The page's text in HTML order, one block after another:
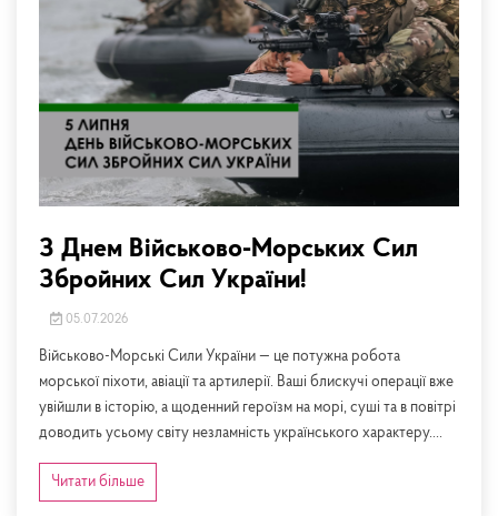
З Днем Військово-Морських Сил
Збройних Сил України!
05.07.2026
Військово-Морські Сили України — це потужна робота
морської піхоти, авіації та артилерії. Ваші блискучі операції вже
увійшли в історію, а щоденний героїзм на морі, суші та в повітрі
доводить усьому світу незламність українського характеру....
Читати більше